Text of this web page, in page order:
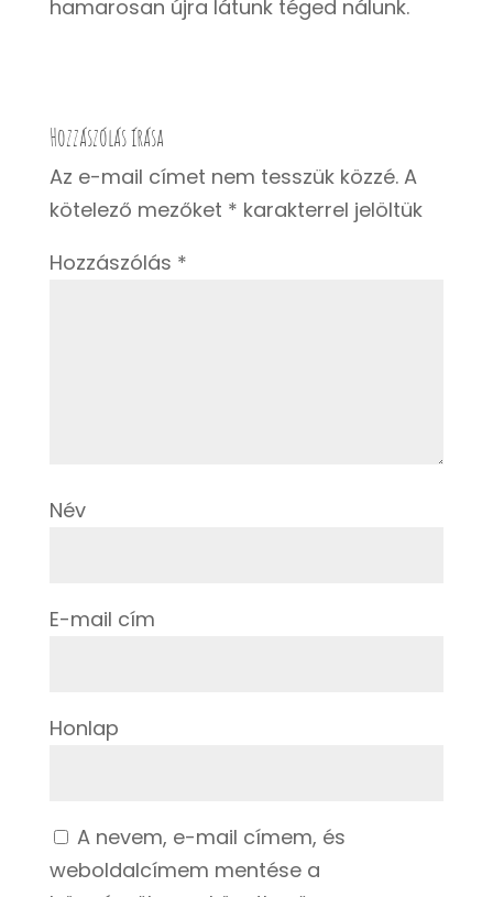
hamarosan újra látunk téged nálunk.
Hozzászólás írása
Az e-mail címet nem tesszük közzé. A
kötelező mezőket * karakterrel jelöltük
Hozzászólás *
Név
E-mail cím
Honlap
A nevem, e-mail címem, és
weboldalcímem mentése a